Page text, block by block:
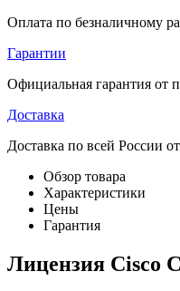
Оплата по безналичному
Гарантии
Официальная гарантия от
Доставка
Доставка по всей России
Обзор товара
Характеристики
Цены
Гарантия
Лицензия Cisco